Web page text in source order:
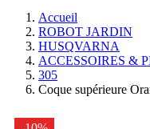
Accueil
ROBOT JARDIN
HUSQVARNA
ACCESSOIRES &
305
Coque supérieure